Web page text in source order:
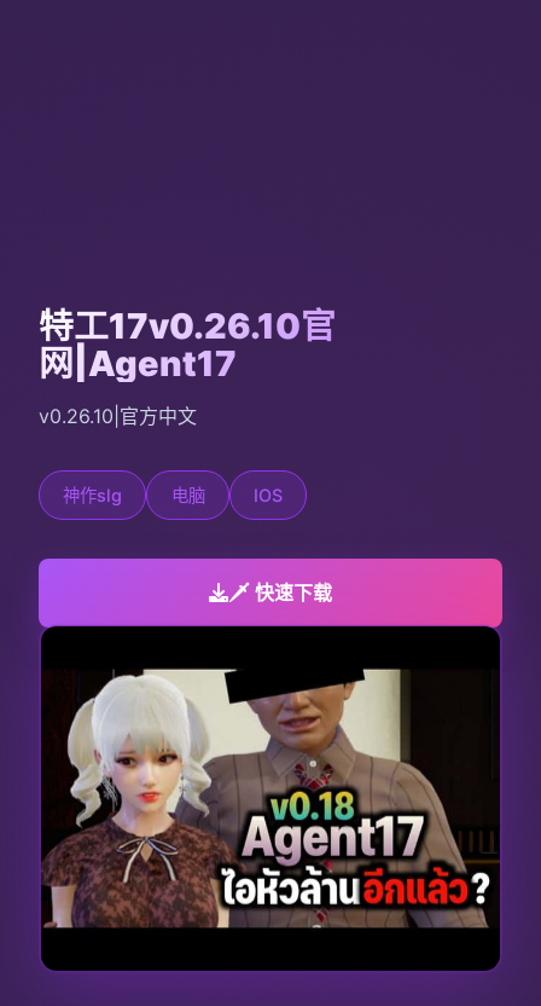
特工17v0.26.10官
网|Agent17
v0.26.10|官方中文
神作slg 电脑 IOS
🗡️ 快速下载